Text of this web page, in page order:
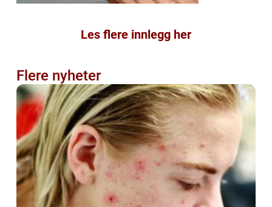
Les flere innlegg her
Flere nyheter